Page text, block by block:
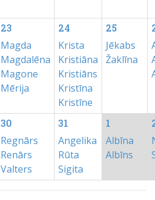
23
Magda
Magdalēna
Magone
Mērija
24
Krista
Kristiāna
Kristiāns
Kristīna
Kristīne
25
Jēkabs
Žaklīna
30
Regnārs
Renārs
Valters
31
Angelika
Rūta
Sigita
1
Albīna
Albīns